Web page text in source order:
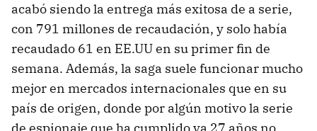
acabó siendo la entrega más exitosa de a serie,
con 791 millones de recaudación, y solo había
recaudado 61 en EE.UU en su primer fin de
semana. Además, la saga suele funcionar mucho
mejor en mercados internacionales que en su
país de origen, donde por algún motivo la serie